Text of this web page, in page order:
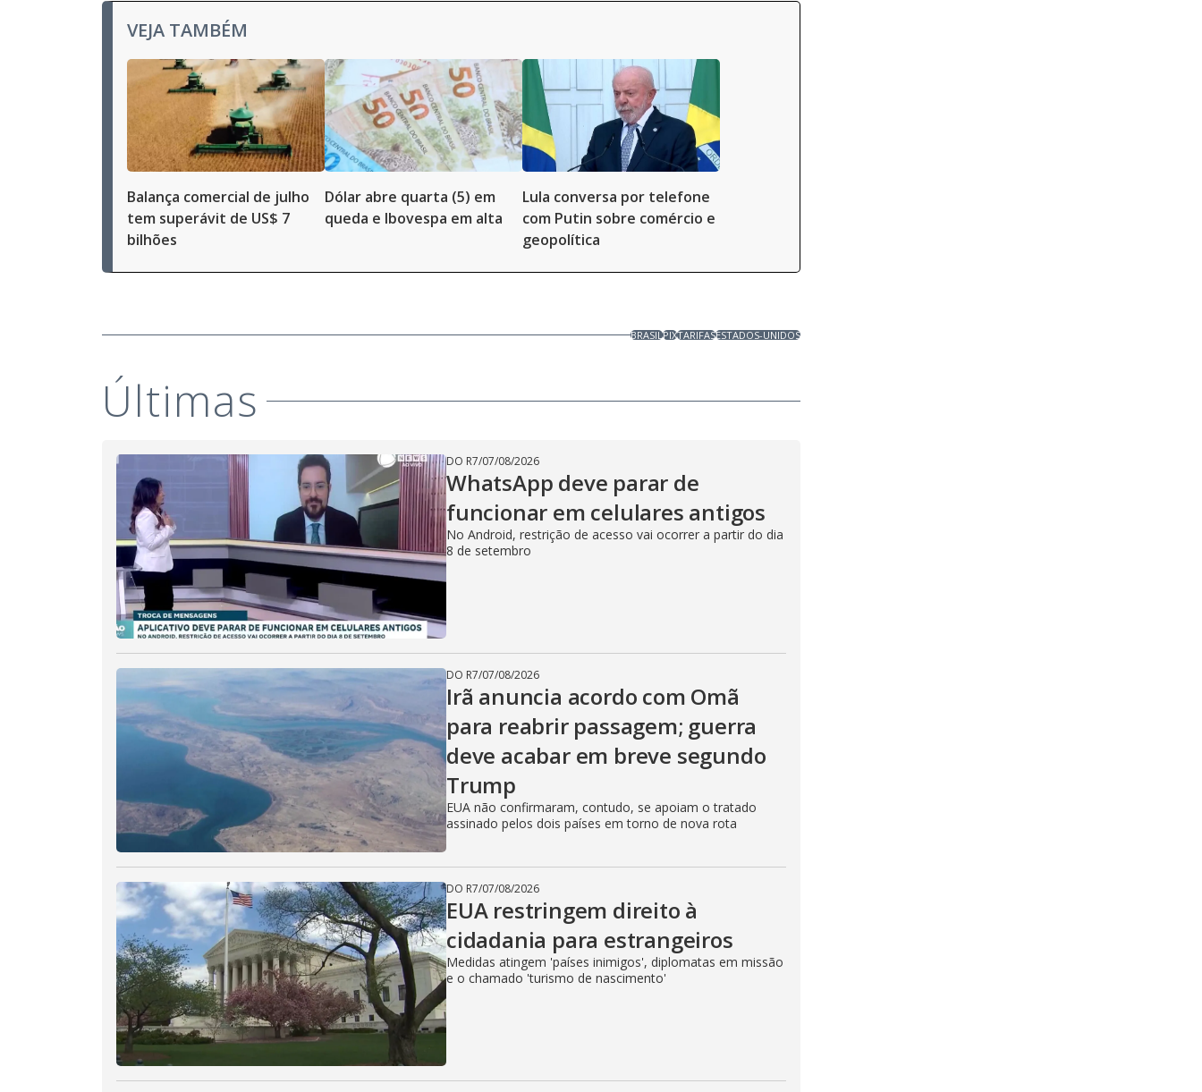
VEJA TAMBÉM
Balança comercial de julho
tem superávit de US$ 7
bilhões
Dólar abre quarta (5) em
queda e Ibovespa em alta
Lula conversa por telefone
com Putin sobre comércio e
geopolítica
BRASILPIXTARIFASESTADOS-UNIDOS
Últimas
DO R7/07/08/2026
WhatsApp deve parar de
funcionar em celulares antigos
No Android, restrição de acesso vai ocorrer a partir do dia
8 de setembro
DO R7/07/08/2026
Irã anuncia acordo com Omã
para reabrir passagem; guerra
deve acabar em breve segundo
Trump
EUA não confirmaram, contudo, se apoiam o tratado
assinado pelos dois países em torno de nova rota
DO R7/07/08/2026
EUA restringem direito à
cidadania para estrangeiros
Medidas atingem 'países inimigos', diplomatas em missão
e o chamado 'turismo de nascimento'